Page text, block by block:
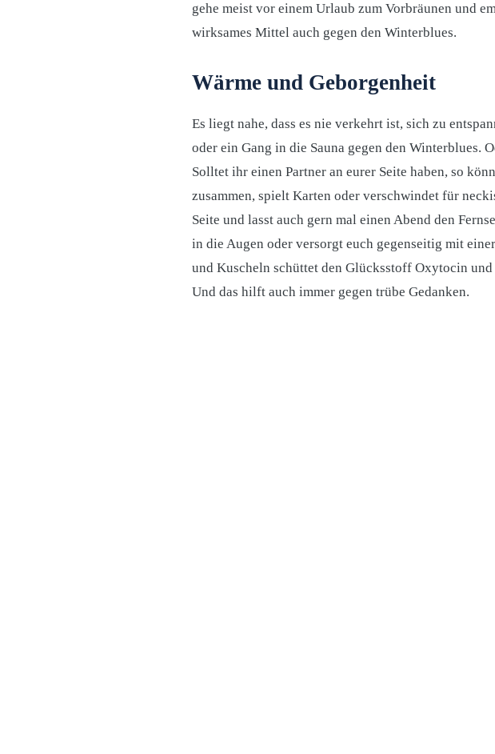
gehe meist vor einem Urlaub zum Vorbräunen und
wirksames Mittel auch gegen den Winterblues.
Wärme und Geborgenheit
Es liegt nahe, dass es nie verkehrt ist, sich zu
oder ein Gang in die Sauna gegen den Winterblues.
Solltet ihr einen Partner an eurer Seite haben, so
zusammen, spielt Karten oder verschwindet für
Seite und lasst auch gern mal einen Abend den
in die Augen oder versorgt euch gegenseitig mit
und Kuscheln schüttet den Glücksstoff Oxytocin
Und das hilft auch immer gegen trübe Gedanken.